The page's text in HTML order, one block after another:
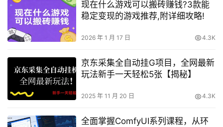
现在什么游戏可以搬砖赚钱?3款能
稳定变现的游戏推荐,附详细攻略!
2026 年 1 月 17 日 4.3K
京东采集全自动挂G项目，全网最新
玩法新手一天轻松5张【揭秘】
2025 年 11 月 20 日 4.3K
全面掌握ComfyUI系列课程，从环